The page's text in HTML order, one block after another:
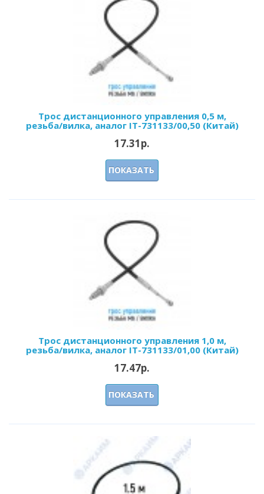
Трос дистанционного управления 0,5 м,
резьба/вилка, аналог IT-731133/00,50 (Китай)
17.31р.
ПОКАЗАТЬ
Трос дистанционного управления 1,0 м,
резьба/вилка, аналог IT-731133/01,00 (Китай)
17.47р.
ПОКАЗАТЬ